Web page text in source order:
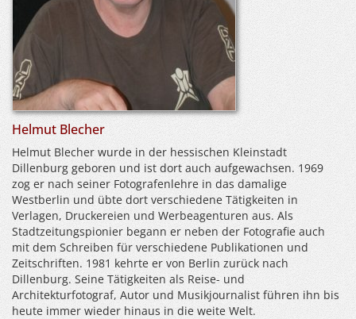
Helmut Blecher
Helmut Blecher wurde in der hessischen Kleinstadt
Dillenburg geboren und ist dort auch aufgewachsen. 1969
zog er nach seiner Fotografenlehre in das damalige
Westberlin und übte dort verschiedene Tätigkeiten in
Verlagen, Druckereien und Werbeagenturen aus. Als
Stadtzeitungspionier begann er neben der Fotografie auch
mit dem Schreiben für verschiedene Publikationen und
Zeitschriften. 1981 kehrte er von Berlin zurück nach
Dillenburg. Seine Tätigkeiten als Reise- und
Architekturfotograf, Autor und Musikjournalist führen ihn bis
heute immer wieder hinaus in die weite Welt.